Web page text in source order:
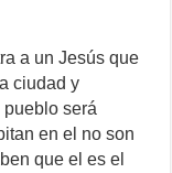
a un Jesús que
ciudad y
será
en el no son
que el es el